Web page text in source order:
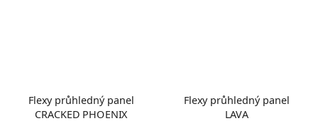
Flexy průhledný panel
CRACKED PHOENIX
Flexy průhledný panel
LAVA